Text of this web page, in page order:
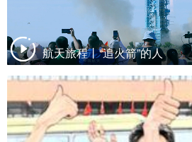
航天旅程丨“追火箭”的人